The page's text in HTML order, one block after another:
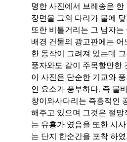
명한 사진에서 브레송은 한
장면을 그의 다리가 물에
또한 비틀거리는 그 남자는
배경 건물의 광고판에는 어
한 동작이 그려져 있는데
풍자와도 같이 주목할만한
이 사진은 단순한 기교와
인 요소가 풍부하다. 즉 물
창이와사다리는 즉흥적인
해주고 있으며 그것은 절망
는 유흥가 였음을 또한 시
는 단지 한순간을 포착 하